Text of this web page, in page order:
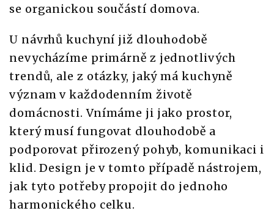
se organickou součástí domova.
U návrhů kuchyní již dlouhodobě
nevycházíme primárně z jednotlivých
trendů, ale z otázky, jaký má kuchyně
význam v každodenním životě
domácnosti. Vnímáme ji jako prostor,
který musí fungovat dlouhodobě a
podporovat přirozený pohyb, komunikaci i
klid. Design je v tomto případě nástrojem,
jak tyto potřeby propojit do jednoho
harmonického celku.